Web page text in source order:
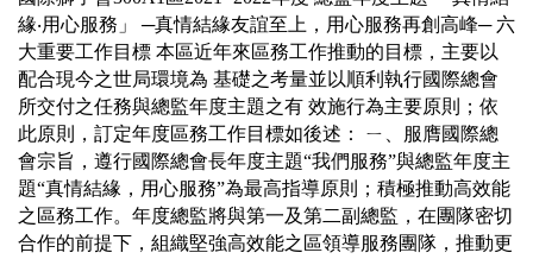
緣‧用心服務」 ─真情結緣友誼至上，用心服務再創高峰─ 六
大重要工作目標 本區近年來區務工作推動的目標，主要以
配合現今之世局環境為 基礎之考量並以順利執行國際總會
所交付之任務與總監年度主題之有 效施行為主要原則；依
此原則，訂定年度區務工作目標如後述： ㄧ、服膺國際總
會宗旨，遵行國際總會長年度主題“我們服務”與總監年度主
題“真情結緣，用心服務”為最高指導原則；積極推動高效能
之區務工作。年度總監將與第一及第二副總監，在團隊密切
合作的前提下，組織堅強高效能之區領導服務團隊，推動更